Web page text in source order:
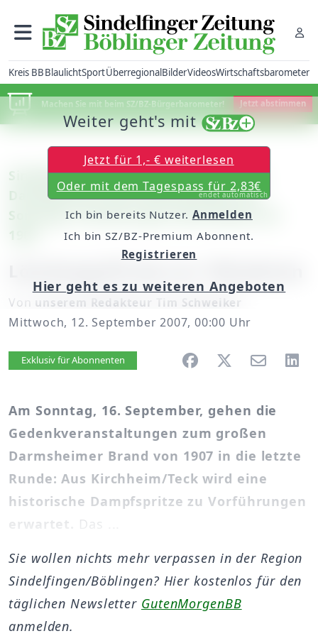
Kreis BBBlaulichtSportÜberregionalBilderVideosWirtschaftsbarometer
Machen Sie mit beim SZ/BZ-Bürgerbarometer! Jetzt abstimmen
Sindelfingen-Darmsheim: Historische
Dampfspritze beim Backhausfest am
Sonntag / Erinnerung an den Brand von
1907
Von unserem Redakteur Tim Schweiker
Mittwoch, 12. September 2007, 00:00 Uhr
Artikel vorlesen
Exklusiv für Abonnenten
Am Sonntag, 16. September, gehen die
Gedenkveranstaltungen zum großen
Darmsheimer Brand von 1907 in die letzte
Runde: Aus Kirchheim/Teck wird eine
historische Dampfspritze zu Vorführungen
erwartet.
Das ...
Weiter geht's mit
Jetzt für 1,- € weiterlesen
Oder mit dem Tagespass für 2,83€
endet automatisch
Ich bin bereits Nutzer. Anmelden
Ich bin SZ/BZ-Premium Abonnent.
Registrieren
Hier geht es zu weiteren Angeboten
Sie wollen nichts mehr verpassen in der Region
Sindelfingen/Böblingen? Hier kostenlos für den
täglichen Newsletter GutenMorgenBB
anmelden.